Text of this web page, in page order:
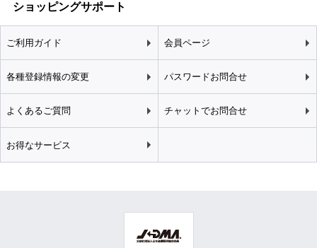
ショッピングサポート
ご利用ガイド 会員ページ
各種登録情報の変更 パスワードお問合せ
よくあるご質問 チャットでお問合せ
お得なサービス